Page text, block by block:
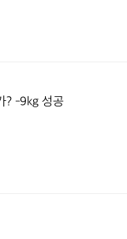
? -9kg 성공